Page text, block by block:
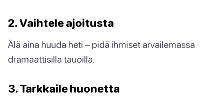
2. Vaihtele ajoitusta
Älä aina huuda heti – pidä ihmiset arvailemassa
dramaattisilla tauoilla.
3. Tarkkaile huonetta